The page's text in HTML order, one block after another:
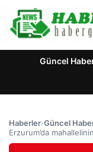
Güncel
Haberler›Güncel
Erzurum’da